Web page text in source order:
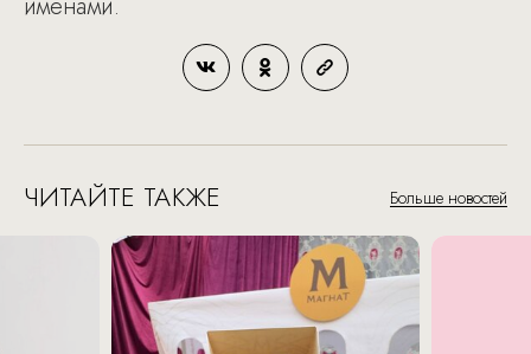
ЧИТАЙТЕ ТАКЖЕ Больше новостей